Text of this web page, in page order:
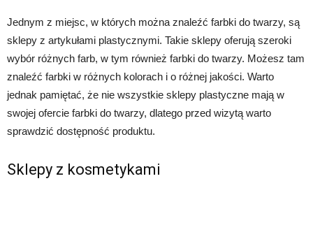
Jednym z miejsc, w których można znaleźć farbki do twarzy, są
sklepy z artykułami plastycznymi. Takie sklepy oferują szeroki
wybór różnych farb, w tym również farbki do twarzy. Możesz tam
znaleźć farbki w różnych kolorach i o różnej jakości. Warto
jednak pamiętać, że nie wszystkie sklepy plastyczne mają w
swojej ofercie farbki do twarzy, dlatego przed wizytą warto
sprawdzić dostępność produktu.
Sklepy z kosmetykami